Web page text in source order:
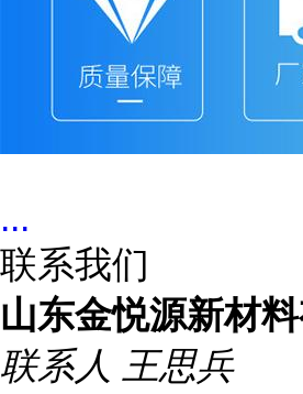
...
联系我们
山东金悦源新材
联系人 王思兵